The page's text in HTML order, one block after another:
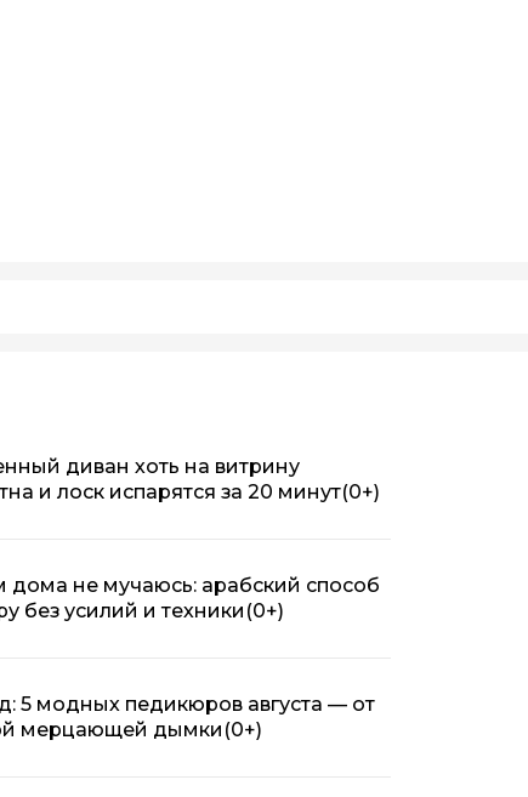
диван хоть на витрину
и лоск испарятся за 20 минут(0+)
не мучаюсь: арабский способ
без усилий и техники (0+)
5 модных педикюров августа — от
мерцающей дымки (0+)